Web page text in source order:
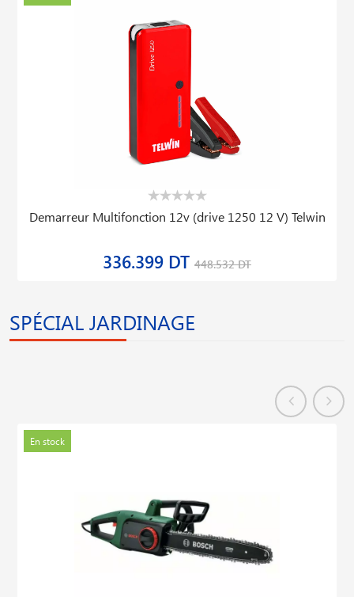
Demarreur Multifonction 12v (drive 1250 12 V) Telwin
336.399 DT 448.532 DT
SPÉCIAL JARDINAGE
En stock